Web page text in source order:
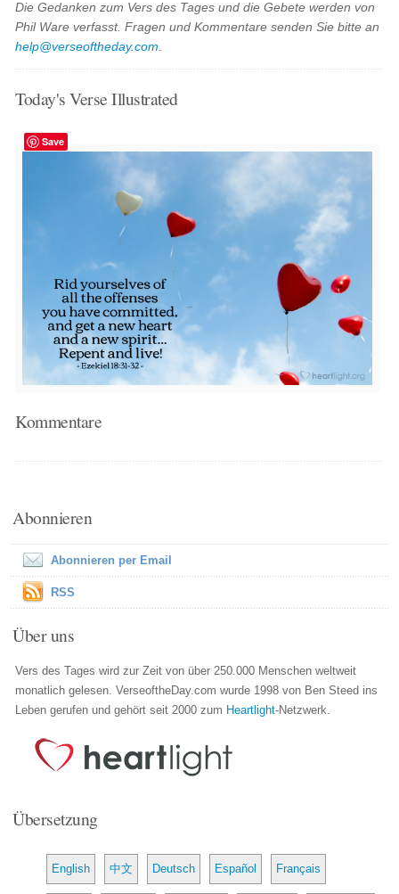
Die Gedanken zum Vers des Tages und die Gebete werden von
Phil Ware verfasst. Fragen und Kommentare senden Sie bitte an
help@verseoftheday.com
Today's Verse Illustrated
Save
Kommentare
Abonnieren
Abonnieren per Email
RSS
Über uns
Vers des Tages wird zur Zeit von über 250.000 Menschen weltweit
monatlich gelesen. VerseoftheDay.com wurde 1998 von Ben Steed ins
Leben gerufen und gehört seit 2000 zum Heartlight-Netzwerk.
Übersetzung
English 中文 Deutsch Español Français